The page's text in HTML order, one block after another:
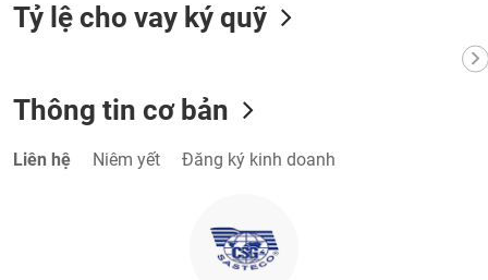
Tỷ lệ cho vay ký quỹ
Thông tin cơ bản
Liên hệ Niêm yết Đăng ký kinh doanh